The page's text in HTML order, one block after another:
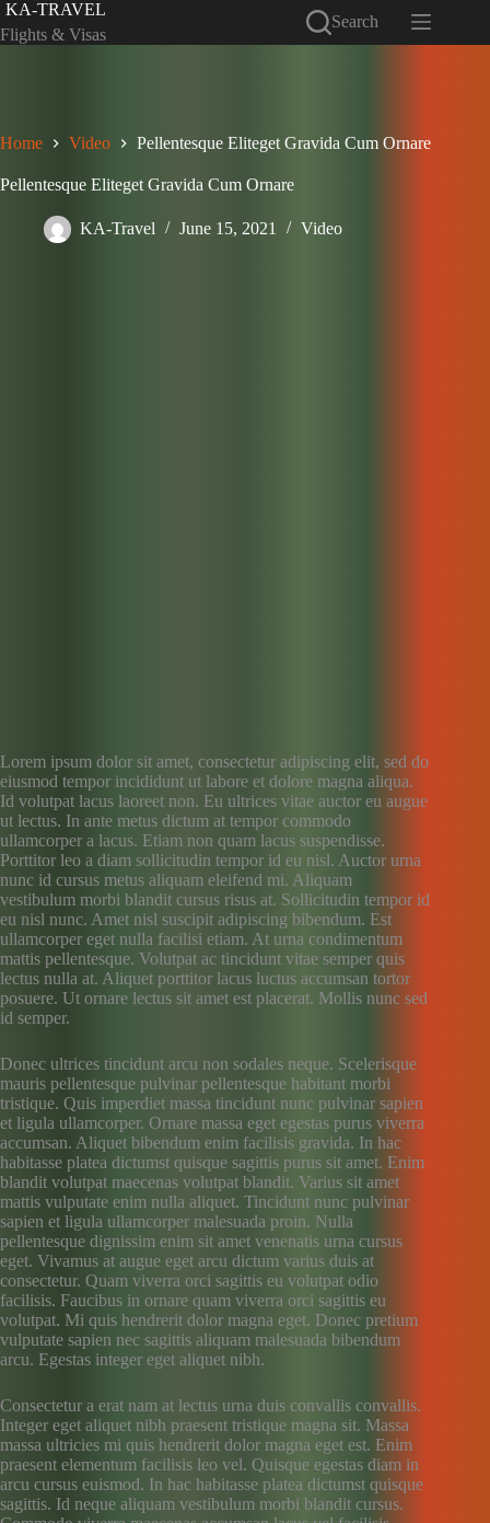
Skip
to
content
KA-TRAVEL
Flights & Visas
Search
Home Video Pellentesque Eliteget Gravida Cum Ornare
Pellentesque Eliteget Gravida Cum Ornare
KA-Travel June 15, 2021 Video
Lorem ipsum dolor sit amet, consectetur adipiscing elit, sed do
eiusmod tempor incididunt ut labore et dolore magna aliqua.
Id volutpat lacus laoreet non. Eu ultrices vitae auctor eu augue
ut lectus. In ante metus dictum at tempor commodo
ullamcorper a lacus. Etiam non quam lacus suspendisse.
Porttitor leo a diam sollicitudin tempor id eu nisl. Auctor urna
nunc id cursus metus aliquam eleifend mi. Aliquam
vestibulum morbi blandit cursus risus at. Sollicitudin tempor id
eu nisl nunc. Amet nisl suscipit adipiscing bibendum. Est
ullamcorper eget nulla facilisi etiam. At urna condimentum
mattis pellentesque. Volutpat ac tincidunt vitae semper quis
lectus nulla at. Aliquet porttitor lacus luctus accumsan tortor
posuere. Ut ornare lectus sit amet est placerat. Mollis nunc sed
id semper.
Donec ultrices tincidunt arcu non sodales neque. Scelerisque
mauris pellentesque pulvinar pellentesque habitant morbi
tristique. Quis imperdiet massa tincidunt nunc pulvinar sapien
et ligula ullamcorper. Ornare massa eget egestas purus viverra
accumsan. Aliquet bibendum enim facilisis gravida. In hac
habitasse platea dictumst quisque sagittis purus sit amet. Enim
blandit volutpat maecenas volutpat blandit. Varius sit amet
mattis vulputate enim nulla aliquet. Tincidunt nunc pulvinar
sapien et ligula ullamcorper malesuada proin. Nulla
pellentesque dignissim enim sit amet venenatis urna cursus
eget. Vivamus at augue eget arcu dictum varius duis at
consectetur. Quam viverra orci sagittis eu volutpat odio
facilisis. Faucibus in ornare quam viverra orci sagittis eu
volutpat. Mi quis hendrerit dolor magna eget. Donec pretium
vulputate sapien nec sagittis aliquam malesuada bibendum
arcu. Egestas integer eget aliquet nibh.
Consectetur a erat nam at lectus urna duis convallis convallis.
Integer eget aliquet nibh praesent tristique magna sit. Massa
massa ultricies mi quis hendrerit dolor magna eget est. Enim
praesent elementum facilisis leo vel. Quisque egestas diam in
arcu cursus euismod. In hac habitasse platea dictumst quisque
sagittis. Id neque aliquam vestibulum morbi blandit cursus.